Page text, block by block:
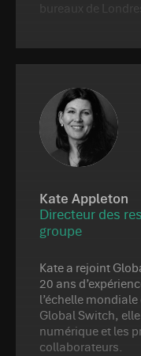
bureaux de
Kate Appleton
Directeur des
groupe
Kate a rejoint
20 ans
l’échelle
Global Switch,
numérique et les
collaborateurs.